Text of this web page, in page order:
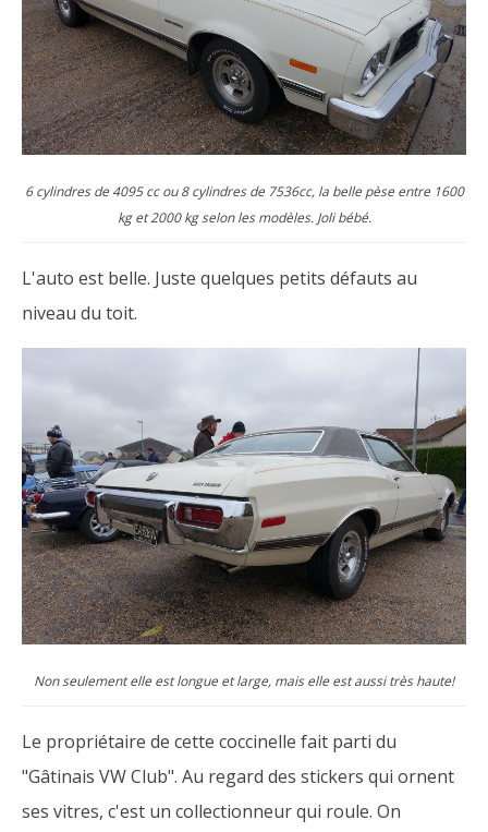
6 cylindres de 4095 cc ou 8 cylindres de 7536cc, la belle pèse entre 1600
kg et 2000 kg selon les modèles. Joli bébé.
L'auto est belle. Juste quelques petits défauts au
niveau du toit.
Non seulement elle est longue et large, mais elle est aussi très haute!
Le propriétaire de cette coccinelle fait parti du
"Gâtinais VW Club". Au regard des stickers qui ornent
ses vitres, c'est un collectionneur qui roule. On